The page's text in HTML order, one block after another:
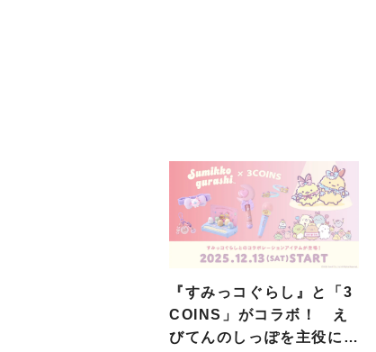
『すみっコぐらし』と「3
COINS」がコラボ！ え
びてんのしっぽを主役にし